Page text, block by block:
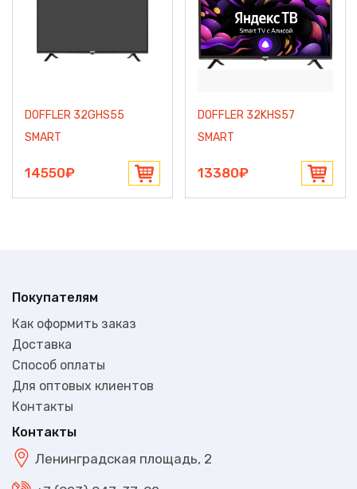
DOFFLER 32GHS55
SMART
14550₽
DOFFLER 32KHS57
SMART
13380₽
Покупателям
Как оформить заказ
Доставка
Способ оплаты
Для оптовых клиентов
Контакты
Контакты
Ленинградская площадь, 2